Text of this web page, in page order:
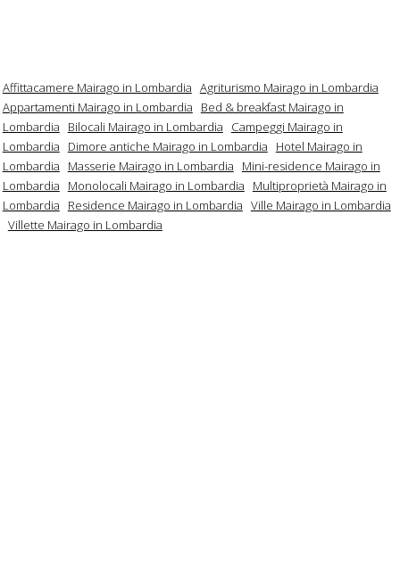
Affittacamere Mairago in Lombardia Agriturismo Mairago in Lombardia
Appartamenti Mairago in Lombardia
Bed & breakfast Mairago in
Lombardia
Bilocali Mairago in Lombardia
Campeggi Mairago in
Lombardia
Dimore antiche Mairago in Lombardia
Hotel Mairago in
Lombardia
Masserie Mairago in Lombardia
Mini-residence Mairago in
Lombardia
Monolocali Mairago in Lombardia
Multiproprietà Mairago in
Lombardia
Residence Mairago in Lombardia Ville Mairago in Lombardia
Villette Mairago in Lombardia